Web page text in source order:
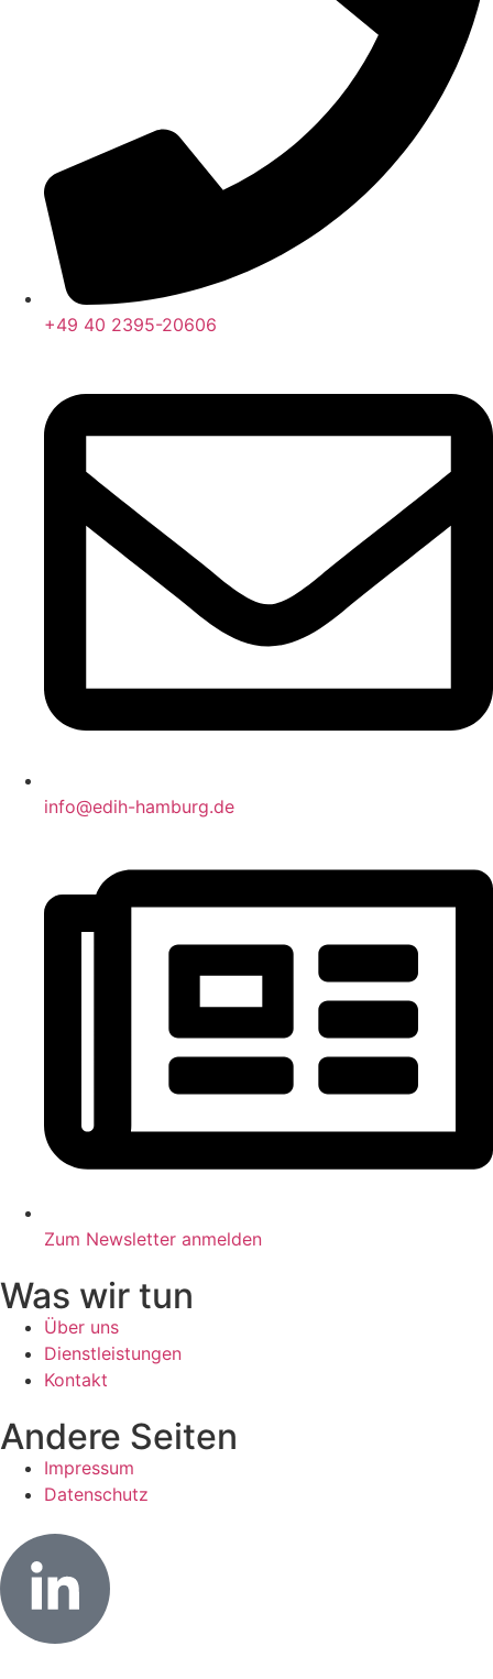
+49 40 2395-20606
info@edih-hamburg.de
Zum Newsletter anmelden
Was wir tun
Über uns
Dienstleistungen
Kontakt
Andere Seiten
Impressum
Datenschutz